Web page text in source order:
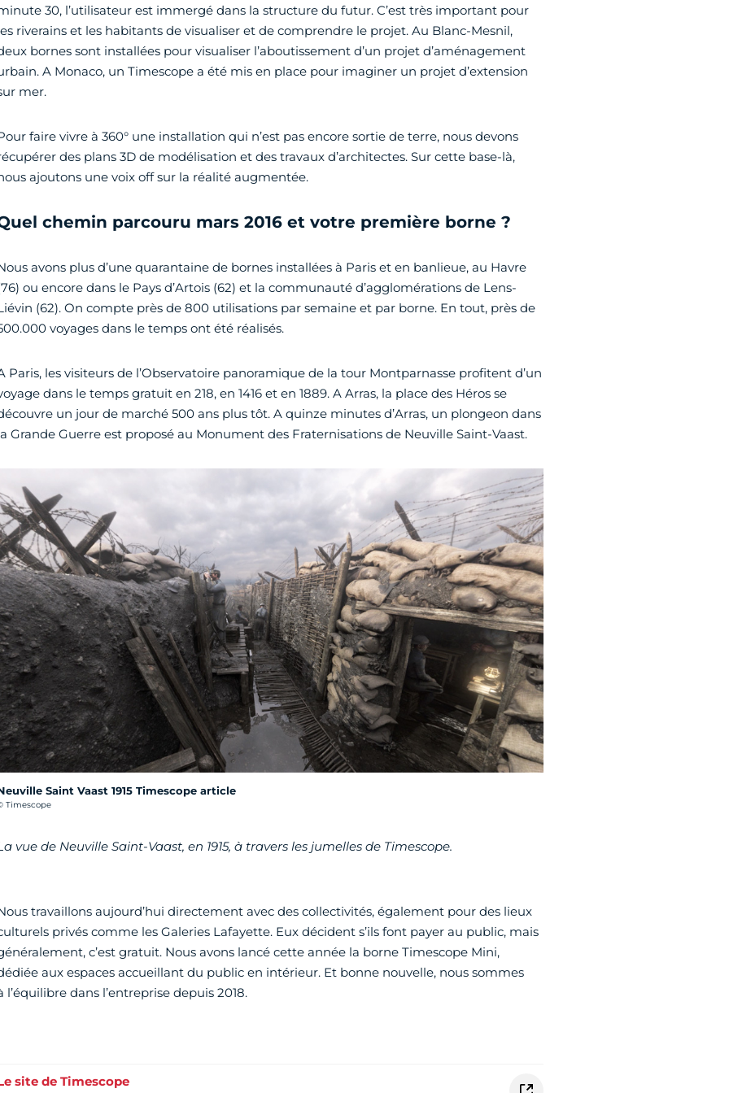
30, l’utilisateur est immergé dans la structure du futur. C’est très important pour
riverains et les habitants de visualiser et de comprendre le projet. Au Blanc-Mesnil,
bornes sont installées pour visualiser l’aboutissement d’un projet d’aménagement
A Monaco, un Timescope a été mis en place pour imaginer un projet d’extension
mer.
faire vivre à 360° une installation qui n’est pas encore sortie de terre, nous devons
des plans 3D de modélisation et des travaux d’architectes. Sur cette base-là,
ajoutons une voix off sur la réalité augmentée.
chemin parcouru mars 2016 et votre première borne ?
avons plus d’une quarantaine de bornes installées à Paris et en banlieue, au Havre
ou encore dans le Pays d’Artois (62) et la communauté d’agglomérations de Lens-
(62). On compte près de 800 utilisations par semaine et par borne. En tout, près de
voyages dans le temps ont été réalisés.
Paris, les visiteurs de l’Observatoire panoramique de la tour Montparnasse profitent d’un
dans le temps gratuit en 218, en 1416 et en 1889. A Arras, la place des Héros se
un jour de marché 500 ans plus tôt. A quinze minutes d’Arras, un plongeon dans
Grande Guerre est proposé au Monument des Fraternisations de Neuville Saint-Vaast.
Saint Vaast 1915 Timescope article
photo :
Timescope
vue de Neuville Saint-Vaast, en 1915, à travers les jumelles de Timescope.
travaillons aujourd’hui directement avec des collectivités, également pour des lieux
privés comme les Galeries Lafayette. Eux décident s’ils font payer au public, mais
c’est gratuit. Nous avons lancé cette année la borne Timescope Mini,
aux espaces accueillant du public en intérieur. Et bonne nouvelle, nous sommes
l’équilibre dans l’entreprise depuis 2018.
site de Timescope